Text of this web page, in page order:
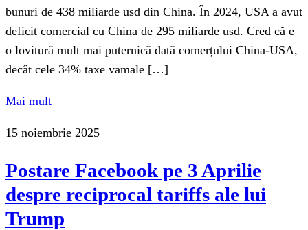
bunuri de 438 miliarde usd din China. În 2024, USA a avut
deficit comercial cu China de 295 miliarde usd. Cred că e
o lovitură mult mai puternică dată comerțului China-USA,
decât cele 34% taxe vamale […]
Mai mult
15 noiembrie 2025
Postare Facebook pe 3 Aprilie
despre reciprocal tariffs ale lui
Trump